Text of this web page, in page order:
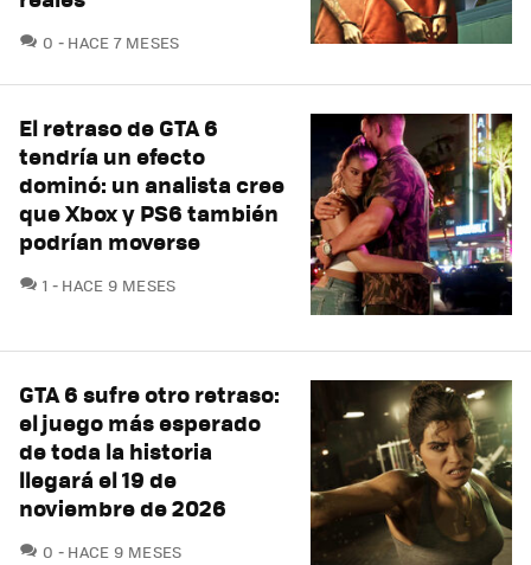
0 COMENTARIOS
HACE 7 MESES
El retraso de GTA 6
tendría un efecto
dominó: un analista cree
que Xbox y PS6 también
podrían moverse
1 COMENTARIOS
HACE 9 MESES
GTA 6 sufre otro retraso:
el juego más esperado
de toda la historia
llegará el 19 de
noviembre de 2026
0 COMENTARIOS
HACE 9 MESES